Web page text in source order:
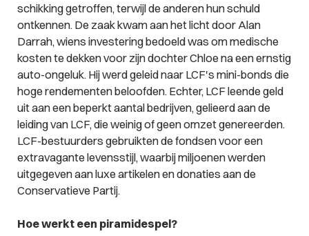
schikking getroffen, terwijl de anderen hun schuld
ontkennen. De zaak kwam aan het licht door Alan
Darrah, wiens investering bedoeld was om medische
kosten te dekken voor zijn dochter Chloe na een ernstig
auto-ongeluk. Hij werd geleid naar LCF's mini-bonds die
hoge rendementen beloofden. Echter, LCF leende geld
uit aan een beperkt aantal bedrijven, gelieerd aan de
leiding van LCF, die weinig of geen omzet genereerden.
LCF-bestuurders gebruikten de fondsen voor een
extravagante levensstijl, waarbij miljoenen werden
uitgegeven aan luxe artikelen en donaties aan de
Conservatieve Partij.
Hoe werkt een piramidespel?